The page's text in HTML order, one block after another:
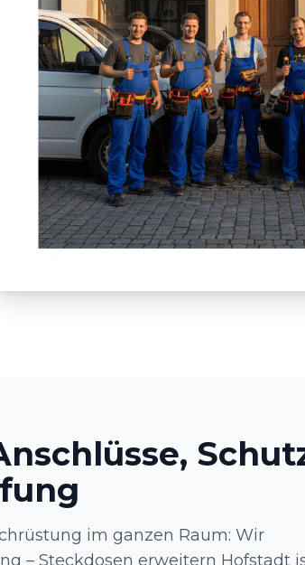
im ganzen Raum: Wir
– Steckdosen erweitern Hofstadt